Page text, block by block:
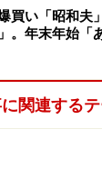
まれる誤解も
こと、本当
買い「昭和夫
」。年末年始「
関連する